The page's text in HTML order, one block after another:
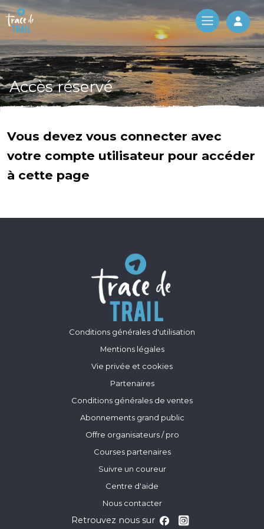
Log
Accès réservé
Vous devez vous connecter avec
votre compte utilisateur pour accéder
à cette page
Conditions générales d'utilisation
Mentions légales
Vie privée et cookies
Partenaires
Conditions générales de ventes
Abonnements grand public
Offre organisateurs / pro
Courses partenaires
Suivre un coureur
Centre d'aide
Nous contacter
Retrouvez nous sur